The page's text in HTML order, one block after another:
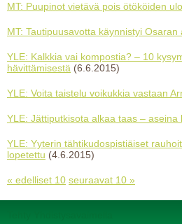
MT: Puupinot vietävä pois ötököiden
MT: Tautipuusavotta käynnistyi Osaran
YLE: Kalkkia vai kompostia? – 10
hävittämisestä (6.6.2015)
YLE: Voita taistelu voikukkia vastaan
YLE: Jättiputkisota alkaa taas – aseina
YLE: Yyterin tähtikudospistiäiset
lopetettu (4.6.2015)
« edelliset 10 seuraavat 10 »